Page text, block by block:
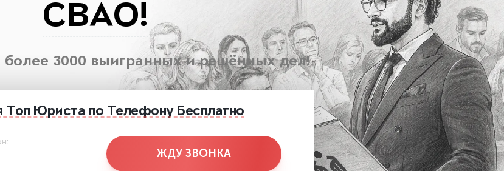
СВАО!
более 3000 выигранных и решённых дел!
Топ Юриста по Телефону Бесплатно
ЖДУ ЗВОНКА